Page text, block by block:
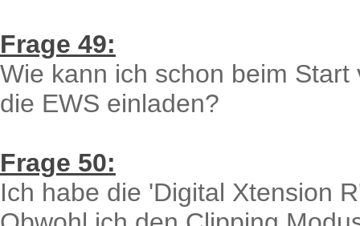
Frage 49:
Wie kann ich schon beim
die EWS einladen?
Frage 50:
Ich habe die 'Digital Xtension